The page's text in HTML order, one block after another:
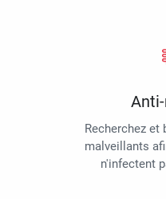
Recherchez
malveillants
n'infectent